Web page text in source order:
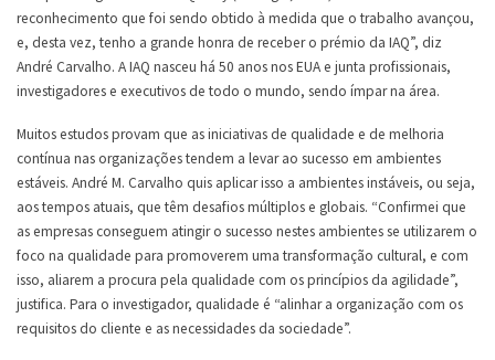
reconhecimento que foi sendo obtido à medida que o trabalho avançou,
e, desta vez, tenho a grande honra de receber o prémio da IAQ”, diz
André Carvalho. A IAQ nasceu há 50 anos nos EUA e junta profissionais,
investigadores e executivos de todo o mundo, sendo ímpar na área.
Muitos estudos provam que as iniciativas de qualidade e de melhoria
contínua nas organizações tendem a levar ao sucesso em ambientes
estáveis. André M. Carvalho quis aplicar isso a ambientes instáveis, ou seja,
aos tempos atuais, que têm desafios múltiplos e globais. “Confirmei que
as empresas conseguem atingir o sucesso nestes ambientes se utilizarem o
foco na qualidade para promoverem uma transformação cultural, e com
isso, aliarem a procura pela qualidade com os princípios da agilidade”,
justifica. Para o investigador, qualidade é “alinhar a organização com os
requisitos do cliente e as necessidades da sociedade”.